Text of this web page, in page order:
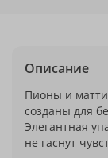
Описание
Пионы и
созданы для
Элегантная
не гаснут